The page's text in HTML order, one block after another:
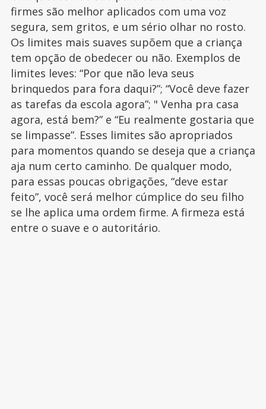
firmes são melhor aplicados com uma voz
segura, sem gritos, e um sério olhar no rosto.
Os limites mais suaves supõem que a criança
tem opção de obedecer ou não. Exemplos de
limites leves: “Por que não leva seus
brinquedos para fora daqui?”; “Você deve fazer
as tarefas da escola agora”; " Venha pra casa
agora, está bem?” e “Eu realmente gostaria que
se limpasse”. Esses limites são apropriados
para momentos quando se deseja que a criança
aja num certo caminho. De qualquer modo,
para essas poucas obrigações, “deve estar
feito”, você será melhor cúmplice do seu filho
se lhe aplica uma ordem firme. A firmeza está
entre o suave e o autoritário.